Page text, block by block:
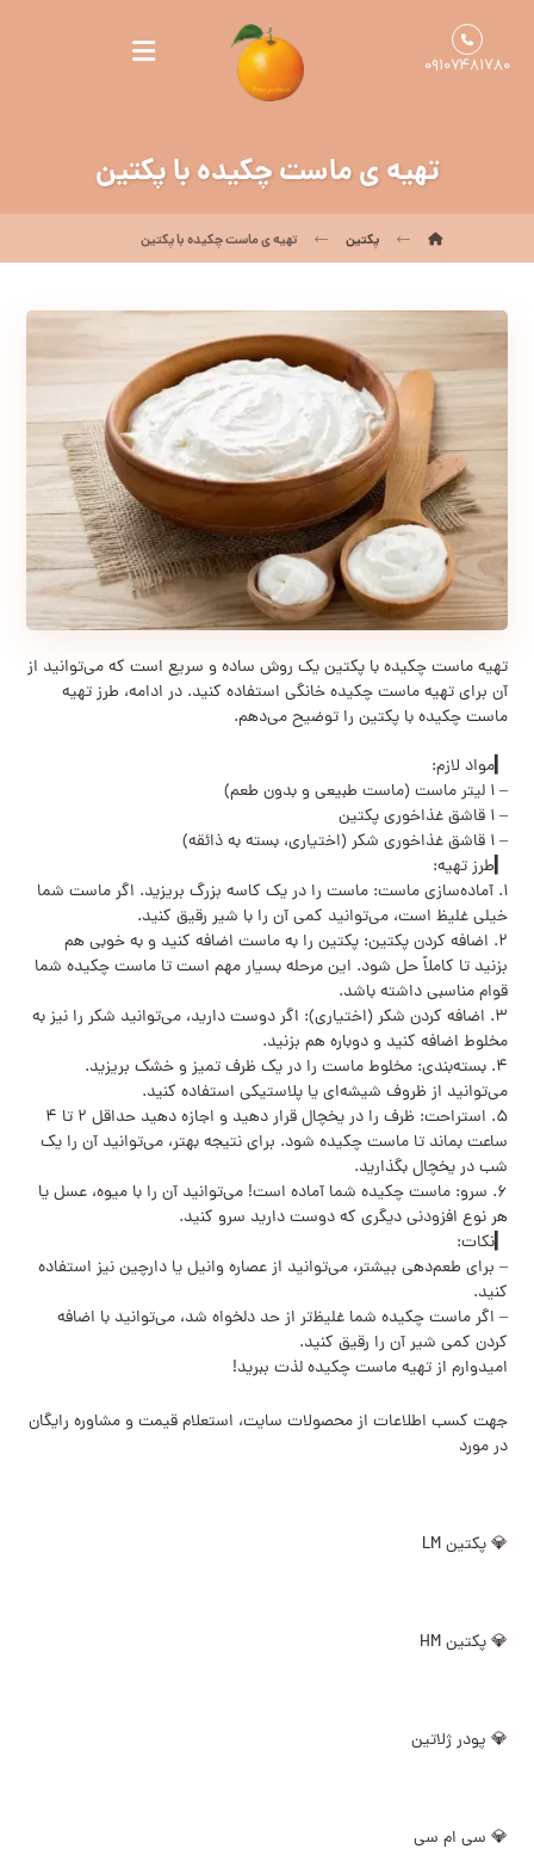
۰۹۱۰۷۴۸۱۷۸۰
تهیه ی ماست چکیده با پکتین
پکتین تهیه ی ماست چکیده با پکتین
تهیه ماست چکیده با پکتین یک روش ساده و سریع است که می‌توانید از
آن برای تهیه ماست چکیده خانگی استفاده کنید. در ادامه، طرز تهیه
ماست چکیده با پکتین را توضیح می‌دهم.
▎مواد لازم:
– ۱ لیتر ماست (ماست طبیعی و بدون طعم)
– ۱ قاشق غذاخوری پکتین
– ۱ قاشق غذاخوری شکر (اختیاری، بسته به ذائقه)
▎طرز تهیه:
۱. آماده‌سازی ماست: ماست را در یک کاسه بزرگ بریزید. اگر ماست شما
خیلی غلیظ است، می‌توانید کمی آن را با شیر رقیق کنید.
۲. اضافه کردن پکتین: پکتین را به ماست اضافه کنید و به خوبی هم
بزنید تا کاملاً حل شود. این مرحله بسیار مهم است تا ماست چکیده شما
قوام مناسبی داشته باشد.
۳. اضافه کردن شکر (اختیاری): اگر دوست دارید، می‌توانید شکر را نیز به
مخلوط اضافه کنید و دوباره هم بزنید.
۴. بسته‌بندی: مخلوط ماست را در یک ظرف تمیز و خشک بریزید.
می‌توانید از ظروف شیشه‌ای یا پلاستیکی استفاده کنید.
۵. استراحت: ظرف را در یخچال قرار دهید و اجازه دهید حداقل ۲ تا ۴
ساعت بماند تا ماست چکیده شود. برای نتیجه بهتر، می‌توانید آن را یک
شب در یخچال بگذارید.
۶. سرو: ماست چکیده شما آماده است! می‌توانید آن را با میوه، عسل یا
هر نوع افزودنی دیگری که دوست دارید سرو کنید.
▎نکات:
– برای طعم‌دهی بیشتر، می‌توانید از عصاره وانیل یا دارچین نیز استفاده
کنید.
– اگر ماست چکیده شما غلیظ‌تر از حد دلخواه شد، می‌توانید با اضافه
کردن کمی شیر آن را رقیق کنید.
امیدوارم از تهیه ماست چکیده لذت ببرید!
جهت کسب اطلاعات از محصولات سایت، استعلام قیمت و مشاوره رایگان
در مورد
💎 پکتین LM
💎 پکتین HM
💎 پودر ژلاتین
💎 سی ام سی